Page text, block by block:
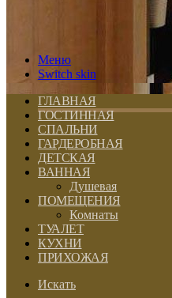
Меню
Switch skin
ГЛАВНАЯ
ГОСТИННАЯ
СПАЛЬНИ
ГАРДЕРОБНАЯ
ДЕТСКАЯ
ВАННАЯ
Душевая
ПОМЕЩЕНИЯ
Комнаты
ТУАЛЕТ
КУХНИ
ПРИХОЖАЯ
Искать